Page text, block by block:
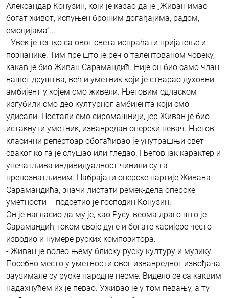
Александар Конузин, који је казао да је „Живан имао
богат живот, испуњен бројним догађајима, радом,
емоцијама“...
- Увек је тешко са овог света испраћати пријатеље и
познанике. Тим пре што је реч о талентованом човеку,
какав је био Живан Сарамандић. Није он био само члан
нашег друштва, већ и уметник који је стварао духовни
амбијент у којем смо живели. Његовим одласком
изгубили смо део културног амбијента који смо
удисали. Постали смо сиромашнији, јер Живан је био
истакнути уметник, изванредан оперски певач. Његов
класични репертоар обогаћивао је унутрашњи свет
сваког ко га је слушао или гледао. Његов јак карактер и
упечатљива индивидуалност чинили су га
препознатљивим. Набрајати оперске партије Живана
Сарамандића, значи листати ремек-дела оперске
уметности – подсетио је господин Конузин.
Он је нагласио да му је, као Русу, веома драго што је
Сарамандић током своје дуге и богате каријере често
изводио и нумере руских композитора.
- Живан је волео њему блиску руску културу и музику.
Посебно место у уметности овог изванредног извођача
заузимале су руске народне песме. Видело се са каквим
надахнућем их је певао. Уживао је у том певању, а ту